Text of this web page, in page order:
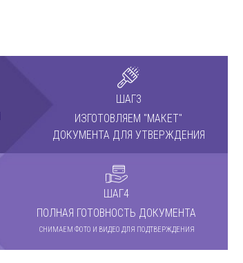
ШАГ3
ИЗГОТОВЛЯЕМ "МАКЕТ"
ДОКУМЕНТА ДЛЯ УТВЕРЖДЕНИЯ
ШАГ4
ПОЛНАЯ ГОТОВНОСТЬ ДОКУМЕНТА
СНИМАЕМ ФОТО И ВИДЕО ДЛЯ ПОДТВЕРЖДЕНИЯ